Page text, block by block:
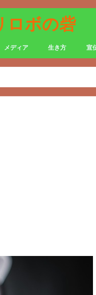
ロボの砦
メディア 生き方 宣